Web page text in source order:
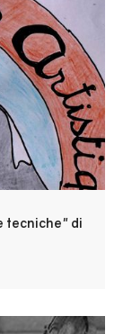
laboratorio
tecniche" di